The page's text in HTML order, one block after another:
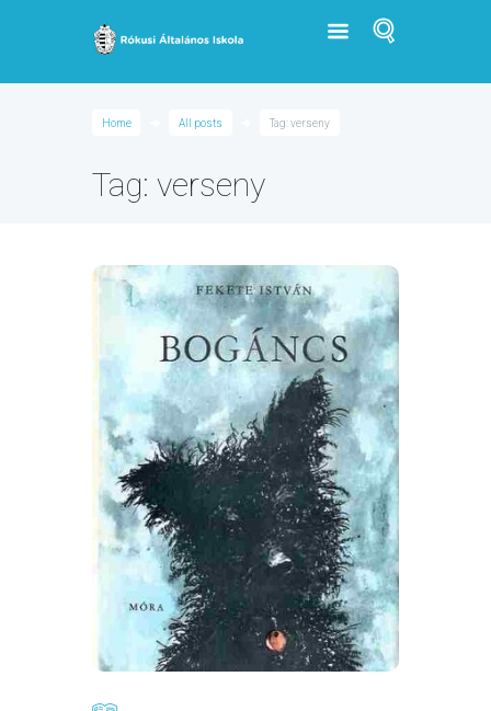
Home All posts Tag: verseny
Tag: verseny